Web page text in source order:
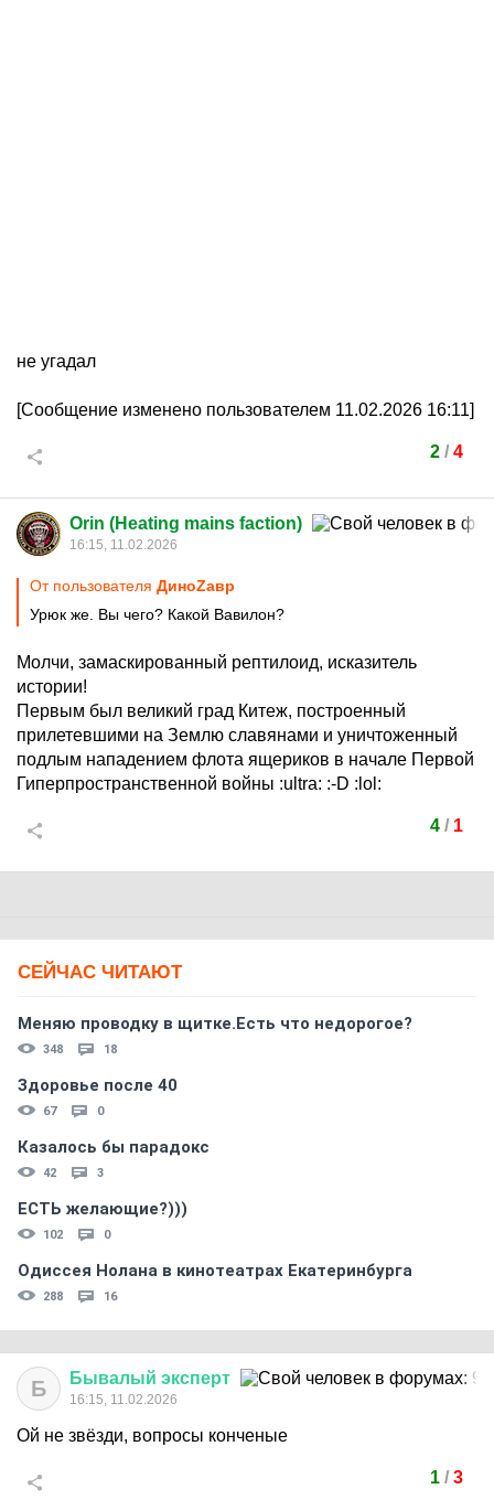
не угадал
[Сообщение изменено пользователем 11.02.2026 16:11]
2/ 4
Orin (Heating mains faction)
16:15, 11.02.2026
От пользователя ДиноZавp
Урюк же. Вы чего? Какой Вавилон?
Молчи, замаскированный рептилоид, исказитель
истории!
Первым был великий град Китеж, построенный
прилетевшими на Землю славянами и уничтоженный
подлым нападением флота ящериков в начале Первой
Гиперпространственной войны :ultra: :-D :lol:
4/ 1
СЕЙЧАС ЧИТАЮТ
Меняю проводку в щитке.Есть что недорогое?
348 18
Здоровье после 40
67 0
Казалось бы парадокс
42 3
ЕСТЬ желающие?)))
102 0
Одиссея Нолана в кинотеатрах Екатеринбурга
288 16
Б Бывалый эксперт
16:15, 11.02.2026
Ой не звёзди, вопросы конченые
1/ 3